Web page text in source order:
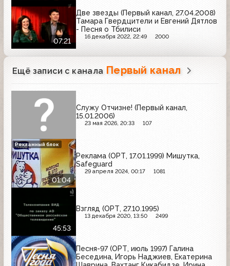
07:21
Две звезды (Первый канал, 27.04.2008)
Тамара Гвердцители и Евгений Дятлов
- Песня о Тбилиси
16 декабря 2022, 22:49 2000
Ещё записи с канала Первый канал
Служу Отчизне! (Первый канал,
15.01.2006)
23 мая 2026, 20:33 107
01:04
Реклама (ОРТ, 17.01.1999) Мишутка,
Safeguard
29 апреля 2024, 00:17 1081
Рекламный блок
45:53
Взгляд (ОРТ, 27.10.1995)
13 декабря 2020, 13:50 2499
Песня-97 (ОРТ, июль 1997) Галина
Беседина, Игорь Наджиев, Екатерина